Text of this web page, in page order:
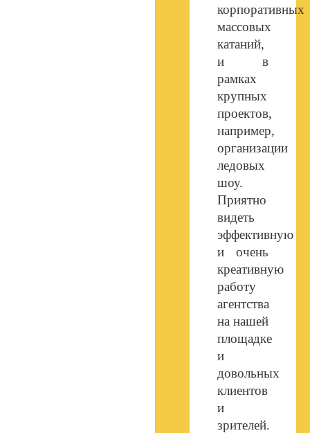
корпоративных
массовых
катаний,
и в
рамках
крупных
проектов,
например,
организации
ледовых
шоу.
Приятно
видеть
эффективную
и очень
креативную
работу
агентства
на нашей
площадке
и
довольных
клиентов
и
зрителей.